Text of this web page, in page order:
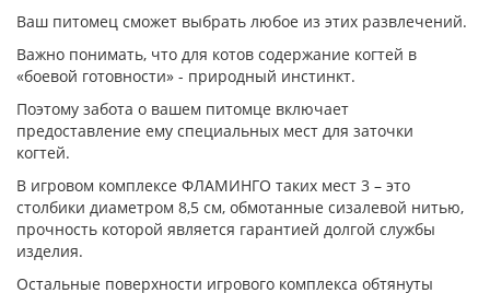
Ваш питомец сможет выбрать любое из этих развлечений.
Важно понимать, что для котов содержание когтей в
«боевой готовности» - природный инстинкт.
Поэтому забота о вашем питомце включает
предоставление ему специальных мест для заточки
когтей.
В игровом комплексе ФЛАМИНГО таких мест 3 – это
столбики диаметром 8,5 см, обмотанные сизалевой нитью,
прочность которой является гарантией долгой службы
изделия.
Остальные поверхности игрового комплекса обтянуты